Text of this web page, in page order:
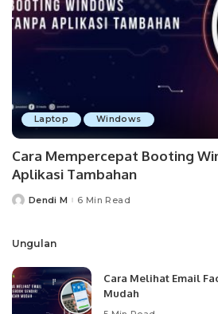
Laptop Windows
Cara Mempercepat Booting
Aplikasi Tambahan
PostedDendi M 6 Min Read
Ungulan
Cara Melihat Email
Mudah